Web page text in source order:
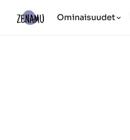
Ominaisuudet